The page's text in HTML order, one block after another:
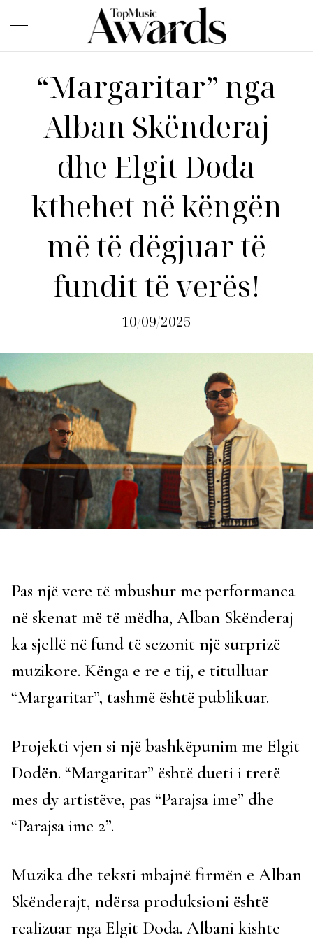
“Margaritar” nga
Alban Skënderaj
dhe Elgit Doda
kthehet në këngën
më të dëgjuar të
fundit të verës!
10/09/2025
Pas një vere të mbushur me performanca
në skenat më të mëdha, Alban Skënderaj
ka sjellë në fund të sezonit një surprizë
muzikore. Kënga e re e tij, e titulluar
“Margaritar”, tashmë është publikuar.
Projekti vjen si një bashkëpunim me Elgit
Dodën. “Margaritar” është dueti i tretë
mes dy artistëve, pas “Parajsa ime” dhe
“Parajsa ime 2”.
Muzika dhe teksti mbajnë firmën e Alban
Skënderajt, ndërsa produksioni është
realizuar nga Elgit Doda. Albani kishte